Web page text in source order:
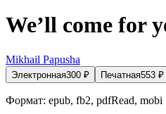
We’ll come for
Mikhail Papusha
Электронная300 ₽ Печатная553 ₽
Формат: epub, fb2, pdfRead, mobi